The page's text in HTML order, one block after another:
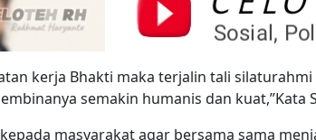
kerja Bhakti maka terjalin tali
semakin humanis dan kuat,”Kata
masyarakat agar bersama sama